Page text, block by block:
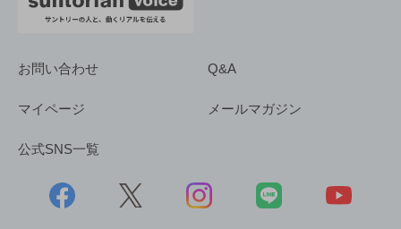
お問い合わせ Q&A
マイページ メールマガジン
公式SNS一覧